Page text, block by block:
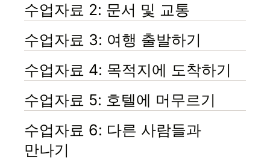
수업자료 2: 문서 및 교통
수업자료 3: 여행 출발하기
수업자료 4: 목적지에 도착하기
수업자료 5: 호텔에 머무르기
수업자료 6: 다른 사람들과
만나기